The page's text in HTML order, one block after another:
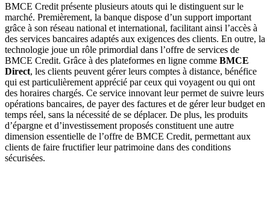
BMCE Credit présente plusieurs atouts qui le distinguent sur le
marché. Premièrement, la banque dispose d’un support important
grâce à son réseau national et international, facilitant ainsi l’accès à
des services bancaires adaptés aux exigences des clients. En outre, la
technologie joue un rôle primordial dans l’offre de services de
BMCE Credit. Grâce à des plateformes en ligne comme BMCE
Direct, les clients peuvent gérer leurs comptes à distance, bénéfice
qui est particulièrement apprécié par ceux qui voyagent ou qui ont
des horaires chargés. Ce service innovant leur permet de suivre leurs
opérations bancaires, de payer des factures et de gérer leur budget en
temps réel, sans la nécessité de se déplacer. De plus, les produits
d’épargne et d’investissement proposés constituent une autre
dimension essentielle de l’offre de BMCE Credit, permettant aux
clients de faire fructifier leur patrimoine dans des conditions
sécurisées.